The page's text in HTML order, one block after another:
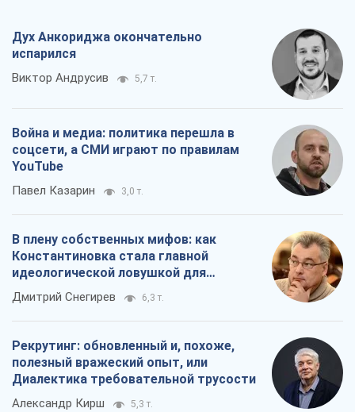
Дух Анкориджа окончательно
испарился
Виктор Андрусив 5,7 т.
Война и медиа: политика перешла в
соцсети, а СМИ играют по правилам
YouTube
Павел Казарин 3,0 т.
В плену собственных мифов: как
Константиновка стала главной
идеологической ловушкой для
российских оккупантов
Дмитрий Снегирев 6,3 т.
Рекрутинг: обновленный и, похоже,
полезный вражеский опыт, или
Диалектика требовательной трусости
Александр Кирш 5,3 т.